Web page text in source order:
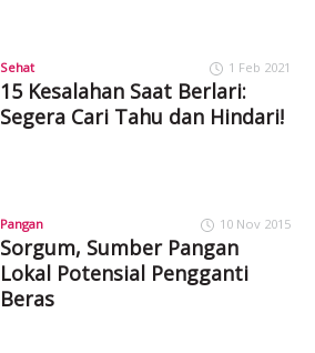
Sehat 1 Feb 2021
15 Kesalahan Saat Berlari:
Segera Cari Tahu dan Hindari!
Pangan 10 Nov 2015
Sorgum, Sumber Pangan
Lokal Potensial Pengganti
Beras